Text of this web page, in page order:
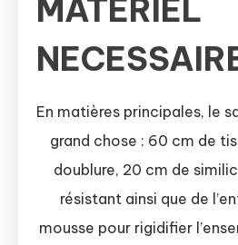
MATERIEL
En matières principales, le
grand chose : 60 cm de
doublure, 20 cm de
résistant ainsi que de
mousse pour rigidifier